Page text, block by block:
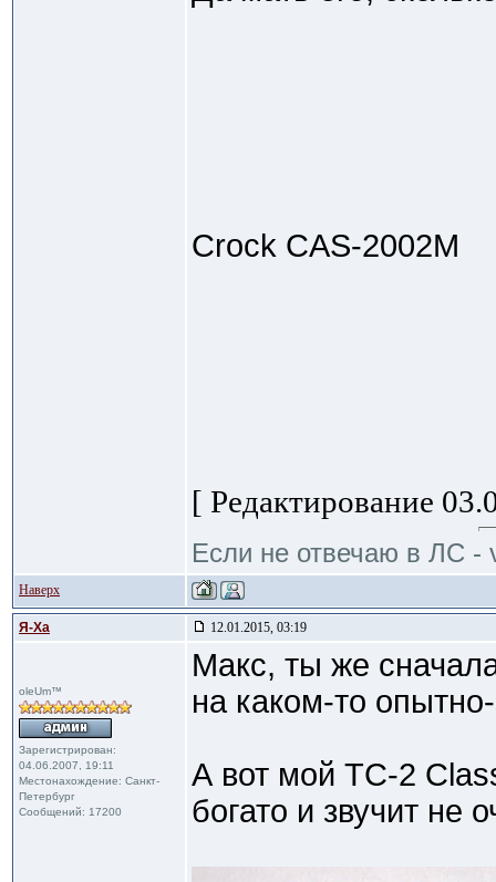
Crock CAS-2002M
[ Редактирование
Если не отвечаю в ЛС -
Наверх
Я-Ха 12.01.2015, 03:19
oleUm™
Зарегистрирован:
04.06.2007, 19:11
Местонахождение: Санкт-
Петербург
Сообщений: 17200
Макс, ты же
на каком-то
А вот мой TC-2
богато и звучит не